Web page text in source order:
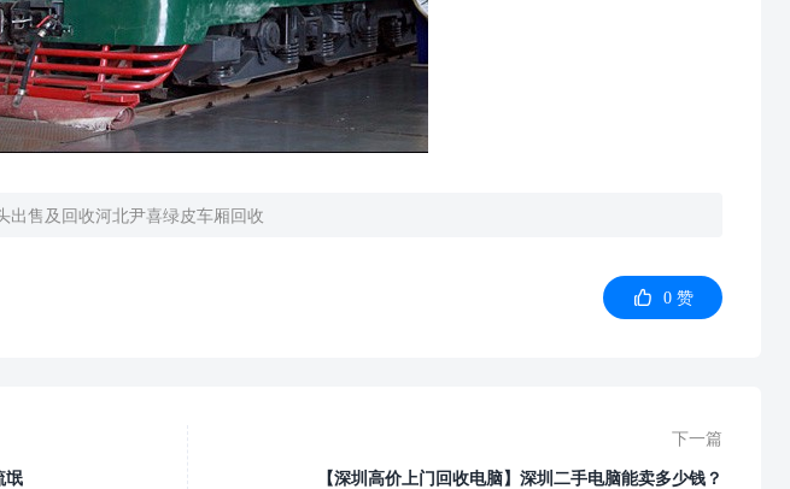
出售及回收河北尹喜绿皮车厢回收
 0 赞
氓
下一篇
【深圳高价上门回收电脑】深圳二手电脑能卖多少钱？